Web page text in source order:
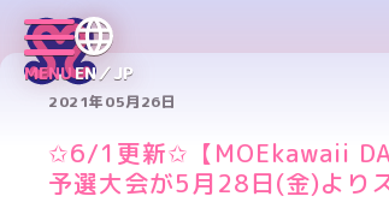
MENUEN／JP
2021年05月26日
✩6/1更新✩【MOEkawaii
予選大会が5月28日(金)より